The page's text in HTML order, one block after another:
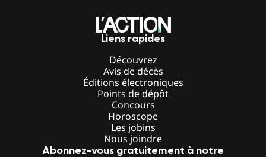
Liens rapides
Découvrez
Avis de décès
Éditions électroniques
Points de dépôt
Concours
Horoscope
Les jobins
Nous joindre
Abonnez-vous gratuitement à notre